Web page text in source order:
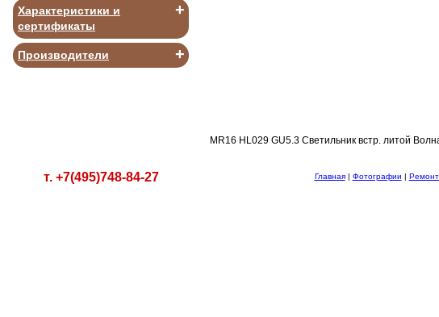
Характеристики и
сертификаты
+
Производители +
MR16 HL029 GU5.3 Светильник встр. литой
т. +7(495)748-84-27 Главная| Фотографии | Ремонт